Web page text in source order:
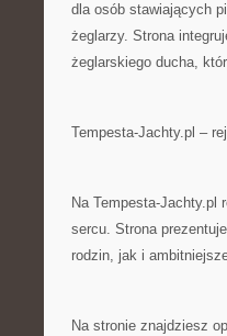
dla osób stawiających
żeglarzy. Strona
żeglarskiego ducha,
Tempesta-Jachty.pl –
Na Tempesta-Jachty.pl
sercu. Strona
rodzin, jak i
Na stronie znajdziesz